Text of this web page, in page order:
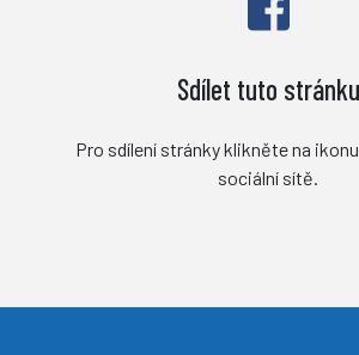
Sdílet tuto stránku
Pro sdílení stránky klikněte na
sociální sítě.